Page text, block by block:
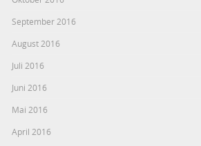
September 2016
August 2016
Juli 2016
Juni 2016
Mai 2016
April 2016